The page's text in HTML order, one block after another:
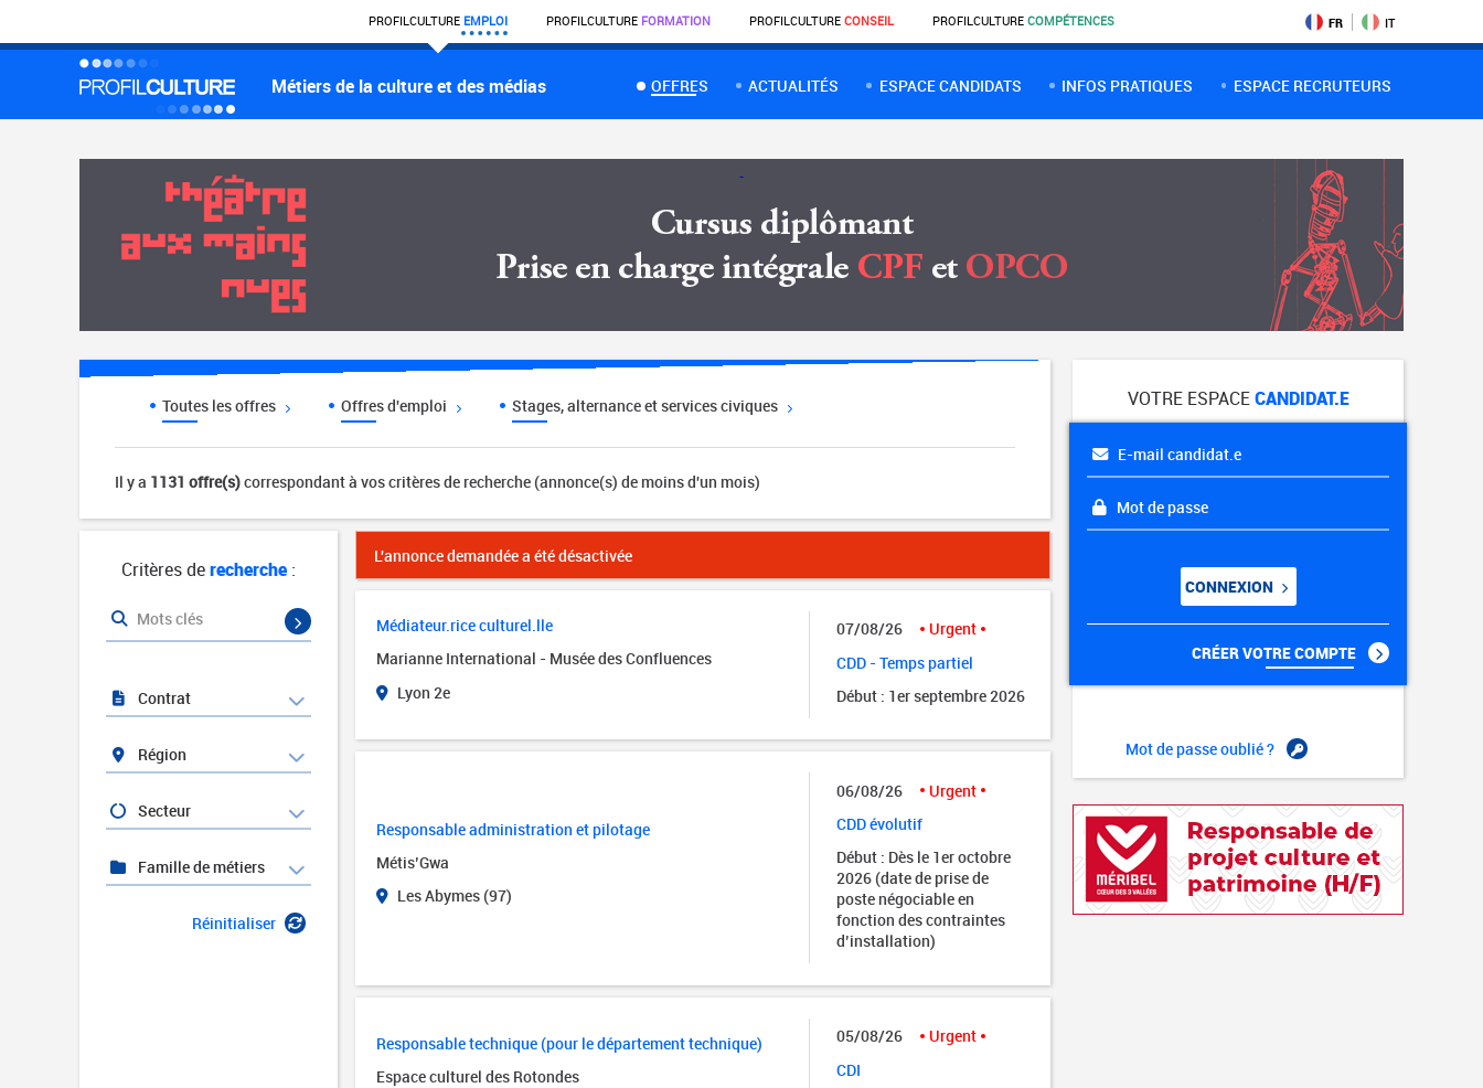
PROFILCULTURE EMPLOI PROFILCULTURE FORMATION PROFILCULTURE CONSEIL PROFILCULTURE COMPÉTENCES FR IT
Métiers de la culture et des médias OFFRES ACTUALITÉS ESPACE CANDIDATS INFOS PRATIQUES ESPACE RECRUTEURS
Toutes les offres Offres d'emploi Stages, alternance et services civiques
Il y a 1131 offre(s)correspondant à vos critères de recherche (annonce(s) de moins d'un mois)
L'annonce demandée a été désactivée
Médiateur.rice culturel.lle
Marianne International - Musée des Confluences
Lyon 2e
07/08/26
Urgent
CDD - Temps partiel
Début : 1er septembre 2026
Responsable administration et pilotage
Métis’Gwa
Les Abymes (97)
06/08/26
Urgent
CDD évolutif
Début : Dès le 1er octobre
2026 (date de prise de
poste négociable en
fonction des contraintes
d’installation)
Responsable technique (pour le département technique)
Espace culturel des Rotondes
05/08/26
Urgent
CDI
Critères derecherche:
Mots clés
Contrat
Région
Secteur
Famille de métiers
Réinitialiser
VOTRE ESPACECANDIDAT.E
E-mail candidat.e
Mot de passe
CONNEXION
CRÉER VOTRE COMPTE
Mot de passe oublié ?